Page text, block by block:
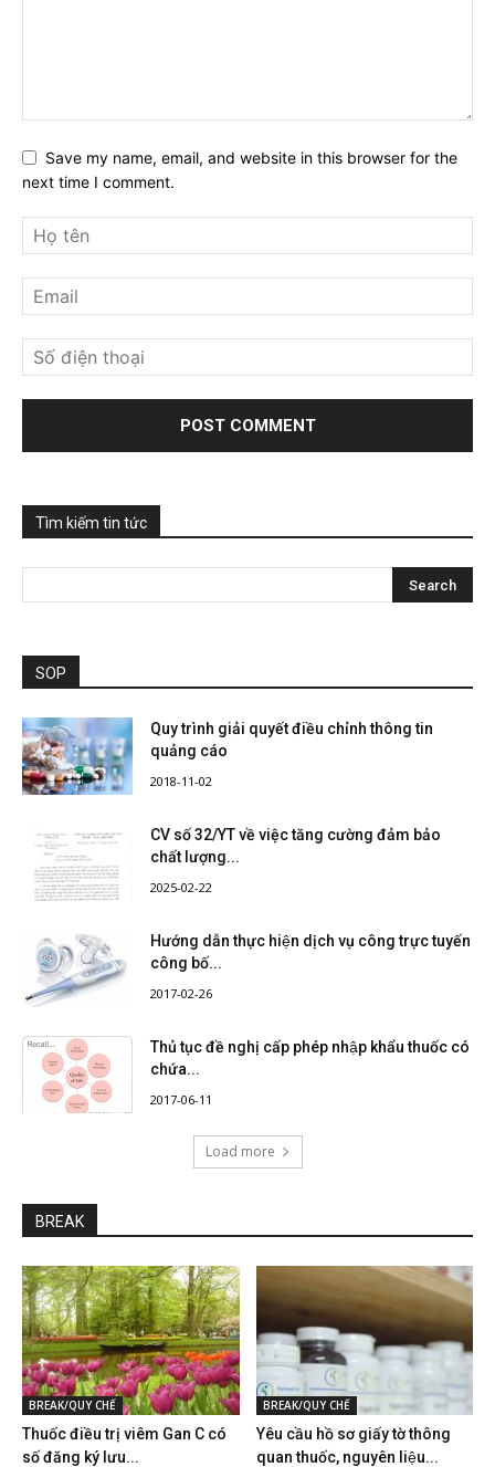
Save my name, email, and website in this browser for the
next time I comment.
Tìm kiếm tin tức
SOP
Quy trình giải quyết điều chỉnh thông tin
quảng cáo
2018-11-02
CV số 32/YT về việc tăng cường đảm bảo
chất lượng...
2025-02-22
Hướng dẫn thực hiện dịch vụ công trực tuyến
công bố...
2017-02-26
Thủ tục đề nghị cấp phép nhập khẩu thuốc có
chứa...
2017-06-11
Load more
BREAK
BREAK/QUY CHẾ
Thuốc điều trị viêm Gan C có
số đăng ký lưu...
BREAK/QUY CHẾ
Yêu cầu hồ sơ giấy tờ thông
quan thuốc, nguyên liệu...